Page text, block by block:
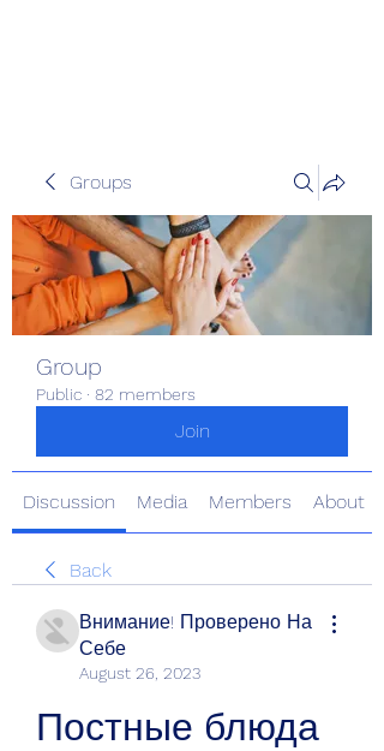
Groups
Group
Public · 82 members
Join
Discussion Media Members About
Back
Внимание! Проверено На
Себе
August 26, 2023
Постные блюда